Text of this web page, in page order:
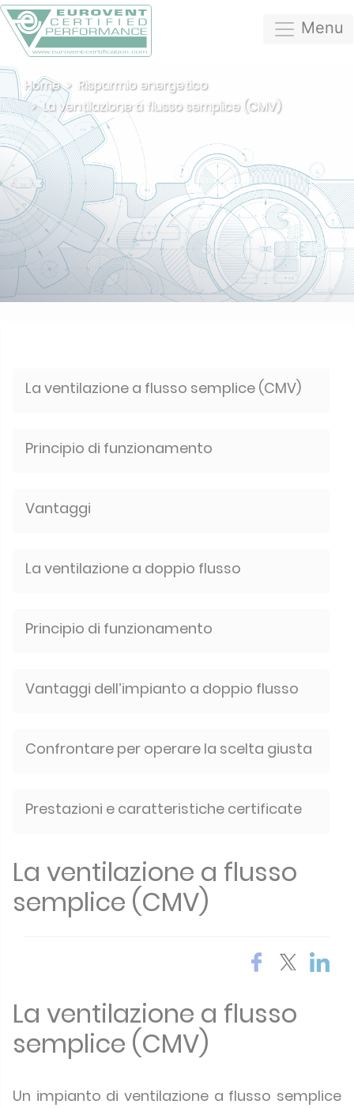
Menu
Home
Risparmio energetico
La ventilazione a flusso semplice (CMV)
La ventilazione a flusso semplice (CMV)
Principio di funzionamento
Vantaggi
La ventilazione a doppio flusso
Principio di funzionamento
Vantaggi dell’impianto a doppio flusso
Confrontare per operare la scelta giusta
Prestazioni e caratteristiche certificate
La ventilazione a flusso
semplice (CMV)
La ventilazione a flusso
semplice (CMV)
Un impianto di ventilazione a flusso semplice